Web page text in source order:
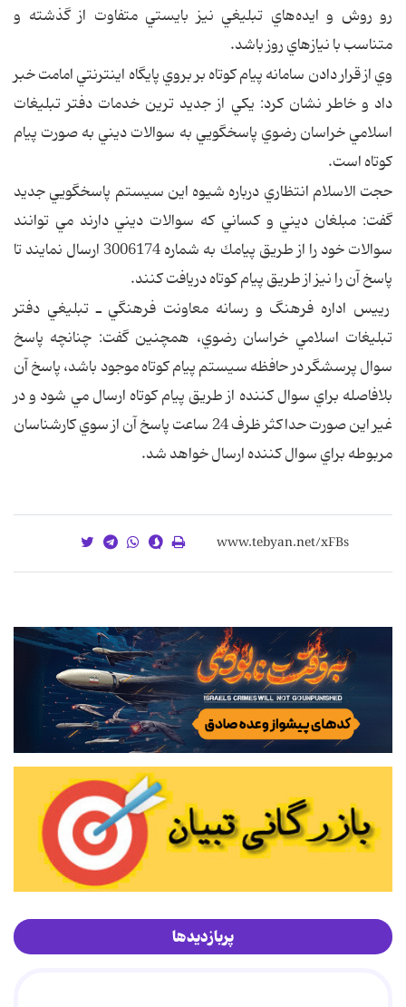
رو روش و ايده‌هاي تبليغي نيز بايستي متفاوت از گذشته و
متناسب با نيازهاي روز باشد.
وي از قرار دادن سامانه پيام كوتاه بر بروي پايگاه اينترنتي امامت خبر
داد و خاطر نشان كرد: يكي از جديد ترين خدمات دفتر تبليغات
اسلامي خراسان رضوي پاسخگويي به سوالات ديني به صورت پيام
كوتاه است.
حجت الاسلام انتظاري درباره شيوه اين سيستم پاسخگويي جديد
گفت: مبلغان ديني و كساني كه سوالات ديني دارند مي توانند
سوالات خود را از طريق پيامك به شماره 3006174 ارسال نمايند تا
پاسخ آن را نيز از طريق پيام كوتاه دريافت كنند.
رييس اداره فرهنگ و رسانه معاونت فرهنگي ـ تبليغي دفتر
تبليغات اسلامي خراسان رضوي، همچنين گفت: چنانچه پاسخ
سوال پرسشگر در حافظه سيستم پيام كوتاه موجود باشد، پاسخ آن
بلافاصله براي سوال كننده از طريق پيام كوتاه ارسال مي شود و در
غير اين صورت حداكثر ظرف 24 ساعت پاسخ آن از سوي كارشناسان
مربوطه براي سوال كننده ارسال خواهد شد.
پربازدیدها